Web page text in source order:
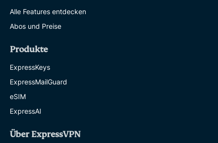
Alle Features entdecken
Abos und Preise
Produkte
ExpressKeys
ExpressMailGuard
eSIM
ExpressAI
Über ExpressVPN